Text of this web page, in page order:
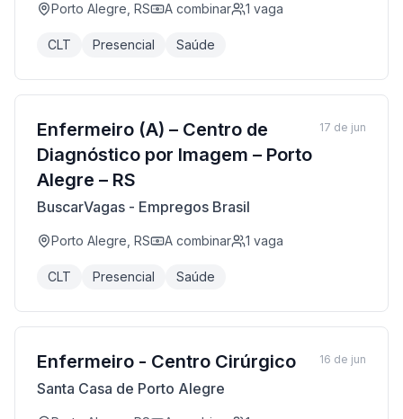
Porto Alegre, RS A combinar 1 vaga
CLT Presencial Saúde
Enfermeiro (A) – Centro de
Diagnóstico por Imagem – Porto
Alegre – RS
BuscarVagas - Empregos Brasil
Porto Alegre, RS A combinar 1 vaga
CLT Presencial Saúde
17 de jun
Enfermeiro - Centro Cirúrgico
Santa Casa de Porto Alegre
16 de jun